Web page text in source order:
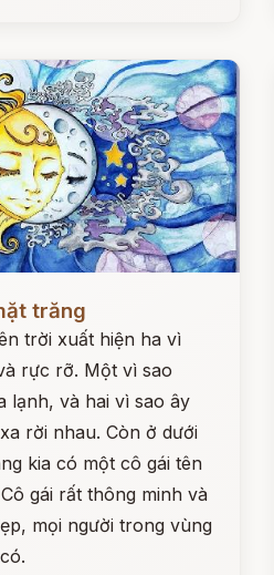
trăng
trời xuất hiện ha vì
rực rỡ. Một vì sao
lạnh, và hai vì sao ây
rời nhau. Còn ở dưới
kia có một cô gái tên
gái rất thông minh và
mọi người trong vùng